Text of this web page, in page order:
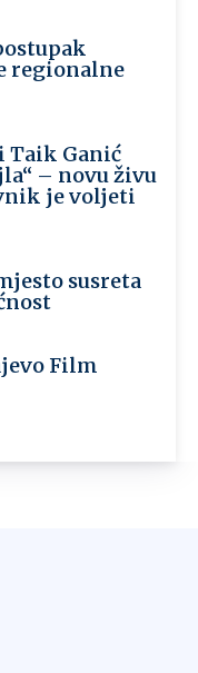
regionalne
Taik Ganić
– novu živu
je voljeti
susreta
Film